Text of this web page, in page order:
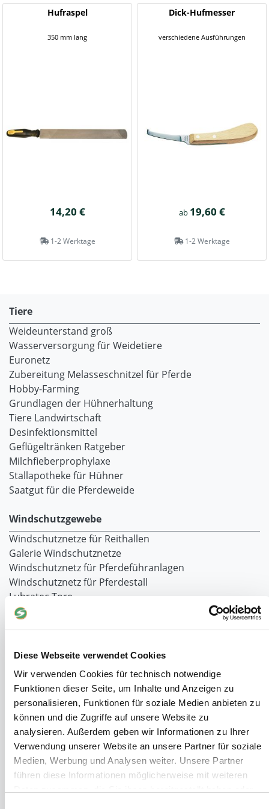
Diese Webseite verwendet Cookies
Wir verwenden Cookies für technisch notwendige
Funktionen dieser Seite, um Inhalte und Anzeigen zu
personalisieren, Funktionen für soziale Medien anbieten zu
können und die Zugriffe auf unsere Website zu
analysieren. Außerdem geben wir Informationen zu Ihrer
Verwendung unserer Website an unsere Partner für soziale
Medien, Werbung und Analysen weiter. Unsere Partner
führen diese Informationen möglicherweise mit weiteren
Hufraspel
350 mm lang
14,20 €
1-2 Werktage
Dick-Hufmesser
verschiedene Ausführungen
ab 19,60 €
1-2 Werktage
Tiere
Weideunterstand groß
Wasserversorgung für Weidetiere
Euronetz
Zubereitung Melasseschnitzel für Pferde
Hobby-Farming
Grundlagen der Hühnerhaltung
Tiere Landwirtschaft
Desinfektionsmittel
Geflügeltränken Ratgeber
Milchfieberprophylaxe
Stallapotheke für Hühner
Saatgut für die Pferdeweide
Windschutzgewebe
Windschutznetze für Reithallen
Galerie Windschutznetze
Windschutznetz für Pferdeführanlagen
Windschutznetz für Pferdestall
Lubratec Tore
Lubratec Fronten
Windschutznetz mit Keder
PVC Lamellen für Pferdeställe
Windschutznetz Meterware
Rollvorhang-Systeme
Schiebevorhang
Windnetzrecher
SIMAtex-Windschutznetze
Windschutznetze für Carports und Terrassen